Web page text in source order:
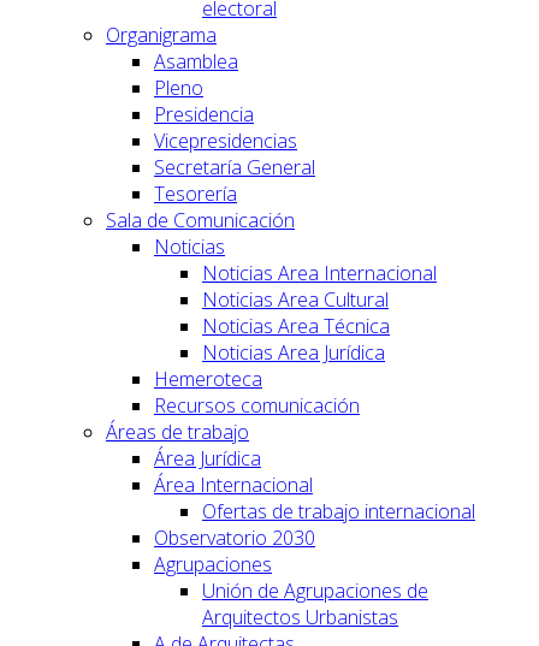
electoral
Organigrama
Asamblea
Pleno
Presidencia
Vicepresidencias
Secretaría General
Tesorería
Sala de Comunicación
Noticias
Noticias Area Internacional
Noticias Area Cultural
Noticias Area Técnica
Noticias Area Jurídica
Hemeroteca
Recursos comunicación
Áreas de trabajo
Área Jurídica
Área Internacional
Ofertas de trabajo internacional
Observatorio 2030
Agrupaciones
Unión de Agrupaciones de
Arquitectos Urbanistas